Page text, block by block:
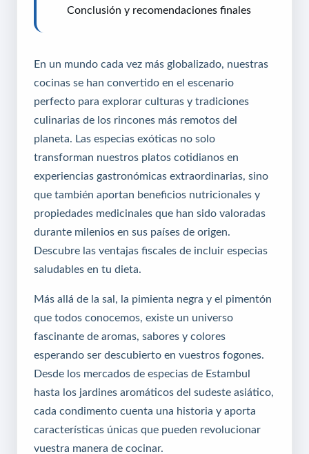
Conclusión y recomendaciones finales
En un mundo cada vez más globalizado, nuestras
cocinas se han convertido en el escenario
perfecto para explorar culturas y tradiciones
culinarias de los rincones más remotos del
planeta. Las especias exóticas no solo
transforman nuestros platos cotidianos en
experiencias gastronómicas extraordinarias, sino
que también aportan beneficios nutricionales y
propiedades medicinales que han sido valoradas
durante milenios en sus países de origen.
Descubre las ventajas fiscales de incluir especias
saludables en tu dieta
Más allá de la sal, la pimienta negra y el pimentón
que todos conocemos, existe un universo
fascinante de aromas, sabores y colores
esperando ser descubierto en vuestros fogones.
Desde los mercados de especias de Estambul
hasta los jardines aromáticos del sudeste asiático,
cada condimento cuenta una historia y aporta
características únicas que pueden revolucionar
vuestra manera de cocinar.